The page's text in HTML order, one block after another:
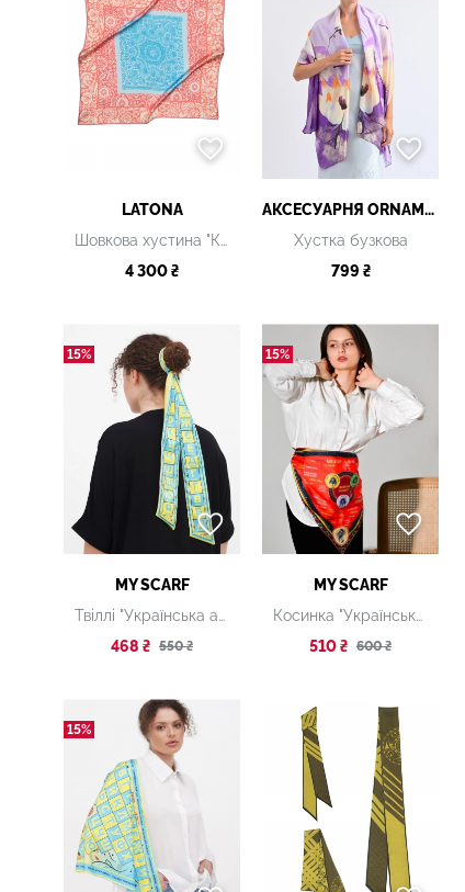
LATONA
Шовкова хустина "Культурна спадщита. Вибійка" Coral, 80х80 см
4 300 ₴
АКСЕСУАРНЯ ОRNAMENT
Хустка бузкова
799 ₴
15%
MY SCARF
Твіллі "Українська абетка" з авторським дизайном
468 ₴ 550 ₴
15%
MY SCARF
Косинка "Українська міфологія"
510 ₴ 600 ₴
15%